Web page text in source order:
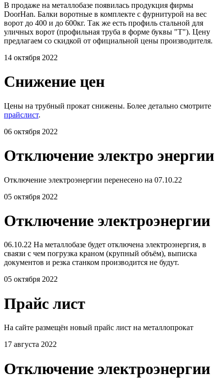
В продаже на металлобазе появилась продукция фирмы
DoorHan. Балки воротные в комплекте с фурнитурой на вес
ворот до 400 и до 600кг. Так же есть профиль стальной для
уличных ворот (профильная труба в форме буквы "Т"). Цену
предлагаем со скидкой от официальной цены производителя.
14 октября 2022
Снижение цен
Цены на трубный прокат снижены. Более детально смотрите
прайслист.
06 октября 2022
Отключение электро энергии
Отключение электроэнергии перенесено на 07.10.22
05 октября 2022
Отключение электроэнергии
06.10.22 На металлобазе будет отключена электроэнергия, в
сваязи с чем погрузка краном (крупный объём), выписка
документов и резка станком производится не будут.
05 октября 2022
Прайс лист
На сайте размещён новый прайс лист на металлопрокат
17 августа 2022
Отключение электроэнергии